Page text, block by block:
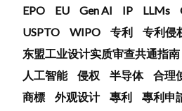
EPO
EU Gen AI IP LLMs
USPTO
WIPO 专利 专利侵
东盟工业设计实质审查共通指南
人工智能
侵权 半导体 合理
商標
外观设计 專利 專利申